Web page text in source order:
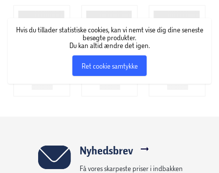
farver, former og størrelser samt servietter med flotte
motiver.
Hvis du tillader statistiske cookies, kan vi nemt vise dig dine seneste
besøgte produkter.
Du kan altid ændre det igen.
Ret cookie samtykke
Nyhedsbrev
Få vores skarpeste priser i indbakken